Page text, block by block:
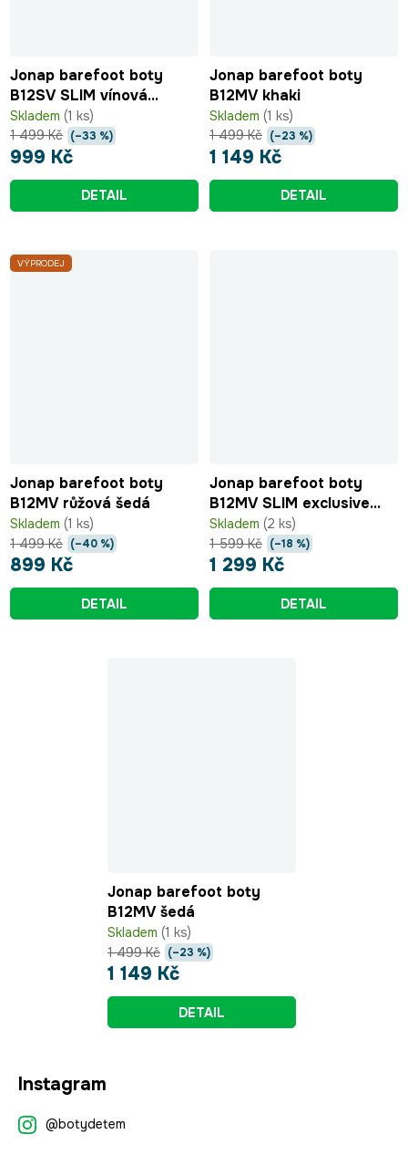
Jonap barefoot boty
B12SV SLIM vínová
růžová hvězdičky
Skladem (1 ks)
999 Kč
1 499 Kč (–33 %)
DETAIL
Jonap barefoot boty
B12MV khaki
Skladem (1 ks)
1 149 Kč
1 499 Kč (–23 %)
DETAIL
VÝPRODEJ
Jonap barefoot boty
B12MV růžová šedá
Skladem (1 ks)
899 Kč
1 499 Kč (–40 %)
DETAIL
Jonap barefoot boty
B12MV SLIM exclusive
růžová-bílostříbrný třpyt
Skladem (2 ks)
1 299 Kč
1 599 Kč (–18 %)
DETAIL
Jonap barefoot boty
B12MV šedá
Skladem (1 ks)
1 149 Kč
1 499 Kč (–23 %)
DETAIL
Instagram
@botydetem